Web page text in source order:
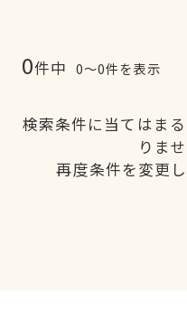
0件中 0〜0件を表示
検索条件に当てはま
りま
再度条件を変更